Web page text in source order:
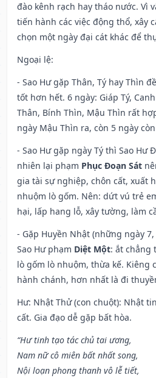
đào kênh rạch hay tháo nước. Vì
tiến hành các việc động thổ, xây
chọn một ngày đại cát khác để
Ngoại lệ:
- Sao Hư gặp Thân, Tý hay Thìn
tốt hơn hết. 6 ngày: Giáp Tý,
Thân, Bính Thìn, Mậu Thìn rất
ngày Mậu Thìn ra, còn 5 ngày
- Sao Hư gặp ngày Tý thì Sao Hư
nhiên lại phạm Phục Đoạn Sát
gia tài sự nghiệp, chôn cất, xuất
nhuộm lò gốm. Nên: dứt vú trẻ
hại, lấp hang lỗ, xây tường, làm
- Gặp Huyền Nhật (những ngày
Sao Hư phạm Diệt Một: ắt chẳng
lò gốm lò nhuộm, thừa kế. Kiêng
hành chánh, hơn nhất là đi
Hư: Nhật Thử (con chuột): Nhật
cất. Gia đạo dễ gặp bất hòa.
“Hư tinh tạo tác chủ tai ương,
Nam nữ cô miên bất nhất song,
Nội loạn phong thanh vô lễ tiết,